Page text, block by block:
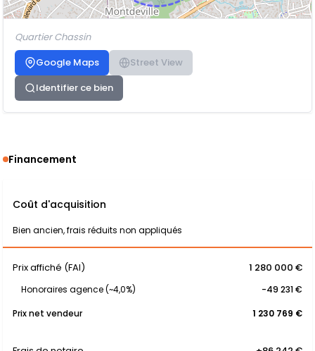
Quartier Chassin
Google Maps
Street View
Identifier ce bien
Financement
Coût d'acquisition
Bien ancien, frais réduits non appliqués
Prix affiché (FAI) 1 280 000 €
Honoraires agence (~4,0%)
-49 231 €
Prix net vendeur
1 230 769 €